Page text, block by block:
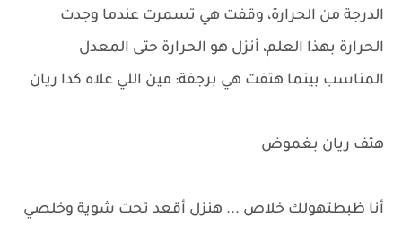
الدرجة من الحرارة، وقفت هي تسمرت عندما وجدت
الحرارة بهذا العلم، أنزل هو الحرارة حتى المعدل
المناسب بينما هتفت هي برجفة: مين اللي علاه كدا ريان
هتف ريان بغموض
أنا ظبطتهولك خلاص ... هنزل أقعد تحت شوية وخلصي